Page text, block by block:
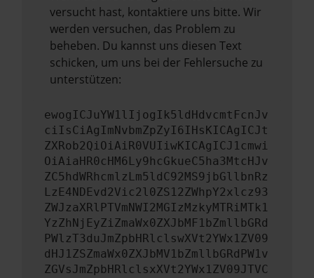
versucht hast, kontaktiere uns bitte. Wir
werden versuchen, das Problem zu
beheben. Du kannst uns diesen Text
schicken, um uns bei der Fehlersuche zu
unterstützen:
ewogICJuYW1lIjogIk5ldHdvcmtFcnJv
ciIsCiAgImNvbmZpZyI6IHsKICAgICJt
ZXRob2QiOiAiR0VUIiwKICAgICJ1cmwi
OiAiaHR0cHM6Ly9hcGkueC5ha3MtcHJv
ZC5hdWRhcmlzLm5ldC92MS9jbGllbnRz
LzE4NDEvd2Vic2l0ZS12ZWhpY2xlcz93
ZWJzaXRlPTVmNWI2MGIzMzkyMTRiMTk1
YzZhNjEyZiZmaWx0ZXJbMF1bZmllbGRd
PWlzT3duJmZpbHRlclswXVt2YWx1ZV09
dHJ1ZSZmaWx0ZXJbMV1bZmllbGRdPW1v
ZGVsJmZpbHRlclsxXVt2YWx1ZV09JTVC